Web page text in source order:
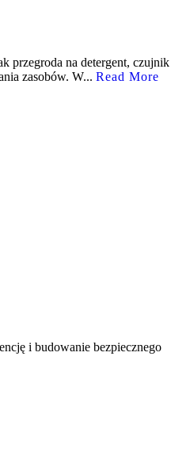
przegroda na detergent, czujnik
zasobów. W... Read More
i budowanie bezpiecznego